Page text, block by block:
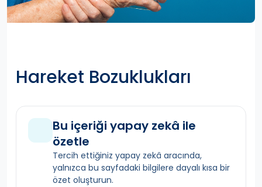
Hareket Bozuklukları
Bu içeriği yapay zekâ ile
özetle
Tercih ettiğiniz yapay zekâ aracında,
yalnızca bu sayfadaki bilgilere dayalı kısa bir
özet oluşturun.